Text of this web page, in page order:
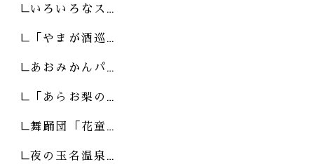
いろいろなス…
「やまが酒巡…
あおみかんパ…
「あらお梨の…
舞踊団「花童…
夜の玉名温泉…